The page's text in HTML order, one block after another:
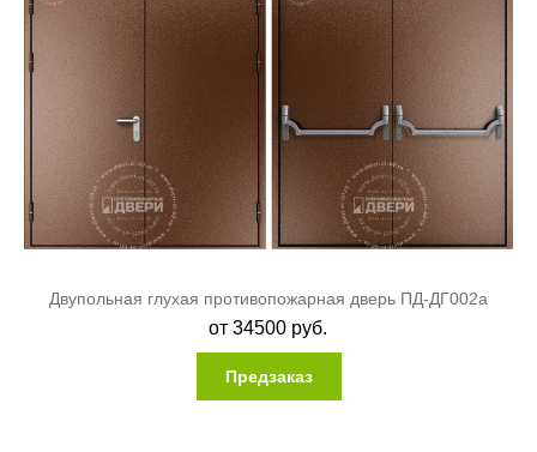
Двупольная глухая противопожарная дверь ПД-ДГ002a
от34500 руб.
Предзаказ